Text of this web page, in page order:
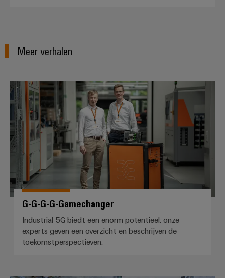
excellentie
Waterstof
Waterstof
als
belangrijke
technologie
voor
energietransitie
Gemodificeerde
behuizingen
Op-
maat-
gemaakte
kabelassemblages
Gemonteerde
Nieuwe producten
Meer verhalen
G-G-G-G-Gamechanger
G-G-G-G-Gamechanger
Industrial 5G biedt een enorm potentieel: onze
experts geven een overzicht en beschrijven de
toekomstperspectieven.